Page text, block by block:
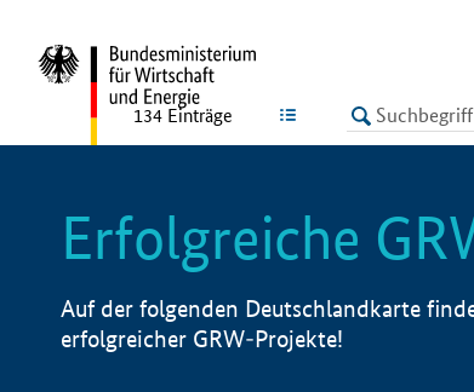
LISTE
134 Einträge
Erfolgreiche
Auf der folgenden Deutschlandkarte
erfolgreicher GRW-Projekte!